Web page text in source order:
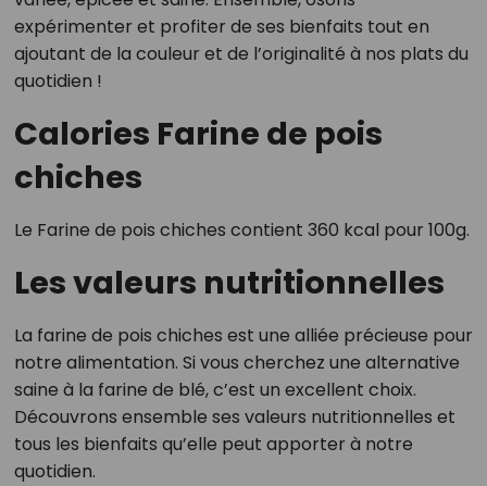
expérimenter et profiter de ses bienfaits tout en
ajoutant de la couleur et de l’originalité à nos plats du
quotidien !
Calories Farine de pois
chiches
Le Farine de pois chiches contient 360 kcal pour 100g.
Les valeurs nutritionnelles
La farine de pois chiches est une alliée précieuse pour
notre alimentation. Si vous cherchez une alternative
saine à la farine de blé, c’est un excellent choix.
Découvrons ensemble ses valeurs nutritionnelles et
tous les bienfaits qu’elle peut apporter à notre
quotidien.